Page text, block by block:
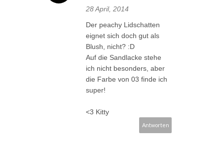
28 April, 2014
Der peachy Lidschatten
eignet sich doch gut als
Blush, nicht? :D
Auf die Sandlacke stehe
ich nicht besonders, aber
die Farbe von 03 finde ich
super!
<3 Kitty
Antworten